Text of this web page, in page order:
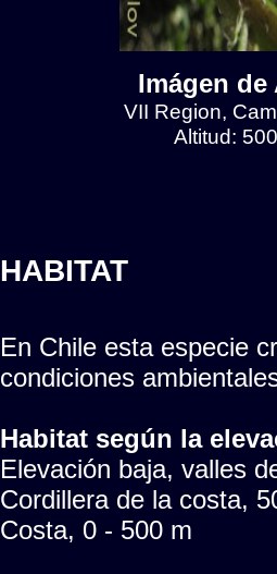
Imágen de
VII Region,
Altitud:
HABITAT
En Chile esta especie
condiciones
Habitat según la
Elevación baja, valles
Cordillera de la costa,
Costa, 0 - 500 m